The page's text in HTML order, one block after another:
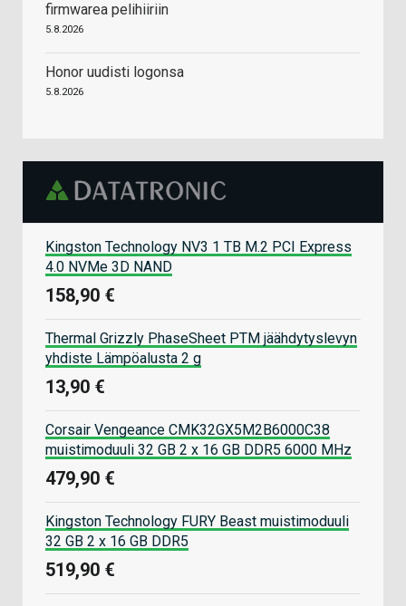
firmwarea pelihiiriin
5.8.2026
Honor uudisti logonsa
5.8.2026
Kingston Technology NV3 1 TB M.2 PCI Express
4.0 NVMe 3D NAND
158,90 €
Thermal Grizzly PhaseSheet PTM jäähdytyslevyn
yhdiste Lämpöalusta 2 g
13,90 €
Corsair Vengeance CMK32GX5M2B6000C38
muistimoduuli 32 GB 2 x 16 GB DDR5 6000 MHz
479,90 €
Kingston Technology FURY Beast muistimoduuli
32 GB 2 x 16 GB DDR5
519,90 €